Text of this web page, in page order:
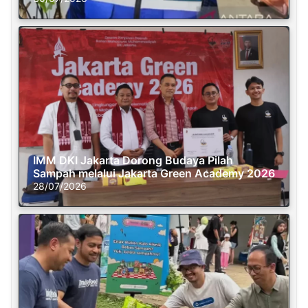
IMM DKI Jakarta Dorong Budaya Pilah
Sampah melalui Jakarta Green Academy 2026
28/07/2026